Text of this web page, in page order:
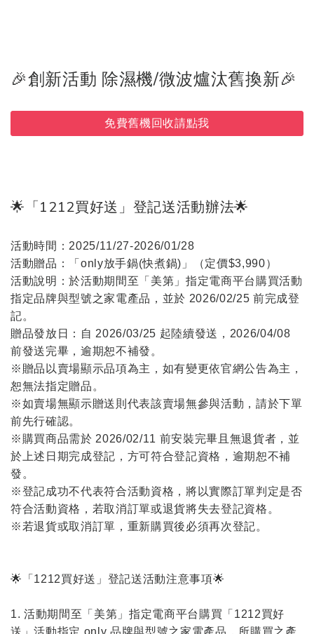
🎉創新活動 除濕機/微波爐汰舊換新🎉
免費舊機回收請點我
🌟「1212買好送」登記送活動辦法🌟
活動時間：2025/11/27-2026/01/28
活動贈品：「only放手鍋(快煮鍋)」（定價$3,990）
活動說明：於活動期間至「美第」指定電商平台購買活動
指定品牌與型號之家電產品，並於 2026/02/25 前完成登
記。
贈品發放日：自 2026/03/25 起陸續發送，2026/04/08
前發送完畢，逾期恕不補發。
※贈品以賣場顯示品項為主，如有變更依官網公告為主，
恕無法指定贈品。
※如賣場無顯示贈送則代表該賣場無參與活動，請於下單
前先行確認。
※購買商品需於 2026/02/11 前安裝完畢且無退貨者，並
於上述日期完成登記，方可符合登記資格，逾期恕不補
發。
※登記成功不代表符合活動資格，將以實際訂單判定是否
符合活動資格，若取消訂單或退貨將失去登記資格。
※若退貨或取消訂單，重新購買後必須再次登記。
🌟「1212買好送」登記送活動注意事項🌟
1. 活動期間至「美第」指定電商平台購買「1212買好
送」活動指定 only 品牌與型號之家電產品，所購買之產